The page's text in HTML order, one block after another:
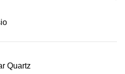
Quartz